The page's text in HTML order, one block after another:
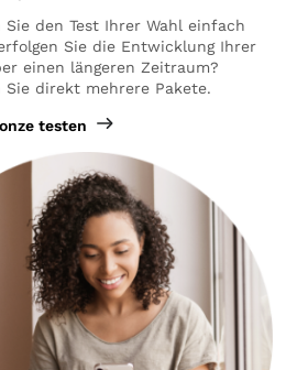
Sie den Test Ihrer Wahl einfach
Sie die Entwicklung Ihrer
einen längeren Zeitraum?
Sie direkt mehrere Pakete.
testen